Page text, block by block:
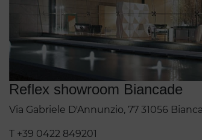
Reflex showroom Biancade
Via Gabriele D'Annunzio, 77 31056
T +39 0422 849201